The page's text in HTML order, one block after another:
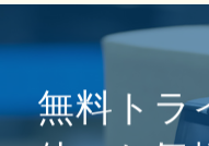
無料トラ